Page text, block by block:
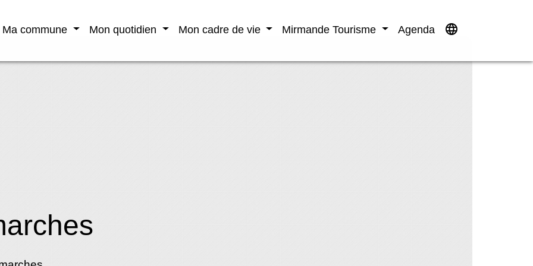
Ma commune Mon quotidien Mon cadre de vie Mirmande Tourisme Agenda language